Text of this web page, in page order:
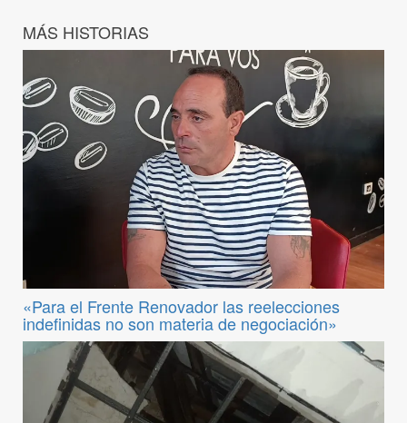
MÁS HISTORIAS
«Para el Frente Renovador las reelecciones
indefinidas no son materia de negociación»